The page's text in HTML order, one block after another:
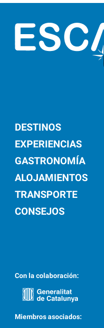
DESTINOS
EXPERIENCIAS
GASTRONOMÍA
ALOJAMIENTOS
TRANSPORTE
CONSEJOS
Con la colaboración:
Miembros asociados: